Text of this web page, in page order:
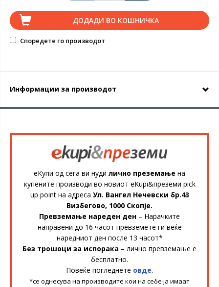
ДОДАДИ ВО КОШНИЧКА
Споредете го производот
Информации за производот
еКупи од сега ви нуди лично преземање на
купените производи во новиот eKupi&преземи pick
up point на адреса Ул. Вангел Нечевски бр.43
Визбегово, 1000 Скопје.
Превземање нареден ден – Нарачките
направени до 16 часот превземете ги веќе
наредниот ден после 13 часот*
Без трошоци за испорака – лично превземање е
бесплатно.
Повеќе погледнете овде.
*се однесува на производите кои на себе ја имаат